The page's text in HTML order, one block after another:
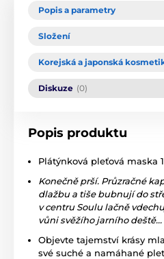
Popis a parametry
Složení
Korejská a japonská
Diskuze (0)
Popis produktu
Plátýnková pleťová maska
Konečně prší. Průzračné
dlažbu a tiše bubnují do
v centru Soulu lačně
vůni svěžího jarního deště...
Objevte tajemství krásy
své suché a namáhané